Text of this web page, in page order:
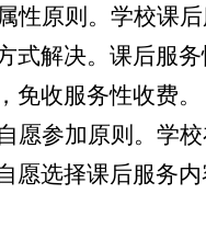
性原则。学校课
式解决。课后服
免收服务性收费。
愿参加原则。学
愿选择课后服务